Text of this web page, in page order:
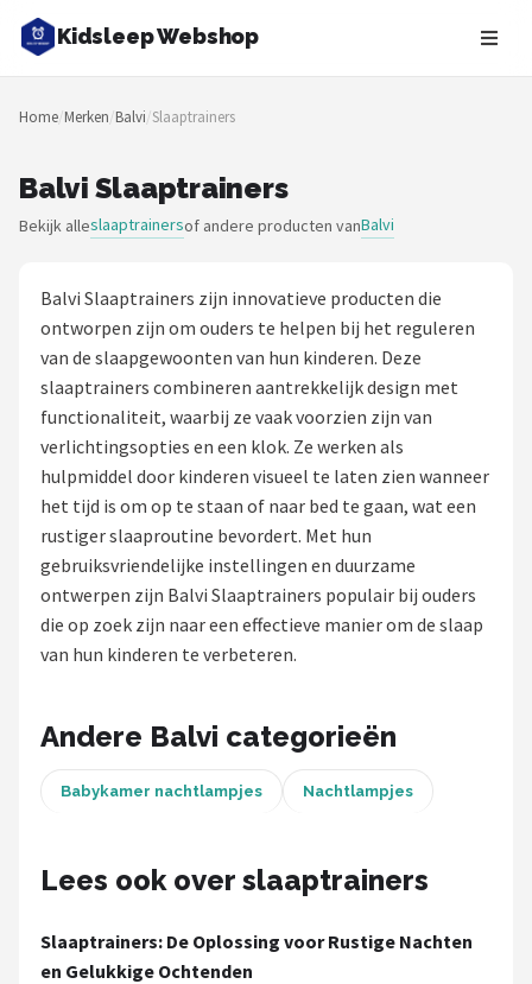
Kidsleep Webshop
Zoeken
NAVIGATIE
Merken
Slaaptrainers
Nachtlampjes
Slaaphulpen
Babyprojectors
Shop
POPULAIRE MERKEN
Alecto
Zazu
Paladone
Flow Amsterdam
LUVION
Home/Merken/Balvi/Slaaptrainers
Balvi Slaaptrainers
Bekijk alleslaaptrainersof andere producten vanBalvi
Balvi Slaaptrainers zijn innovatieve producten die
ontworpen zijn om ouders te helpen bij het reguleren
van de slaapgewoonten van hun kinderen. Deze
slaaptrainers combineren aantrekkelijk design met
functionaliteit, waarbij ze vaak voorzien zijn van
verlichtingsopties en een klok. Ze werken als
hulpmiddel door kinderen visueel te laten zien wanneer
het tijd is om op te staan of naar bed te gaan, wat een
rustiger slaaproutine bevordert. Met hun
gebruiksvriendelijke instellingen en duurzame
ontwerpen zijn Balvi Slaaptrainers populair bij ouders
die op zoek zijn naar een effectieve manier om de slaap
van hun kinderen te verbeteren.
Andere Balvi categorieën
Babykamer nachtlampjes Nachtlampjes
Lees ook over slaaptrainers
Slaaptrainers: De Oplossing voor Rustige Nachten
en Gelukkige Ochtenden